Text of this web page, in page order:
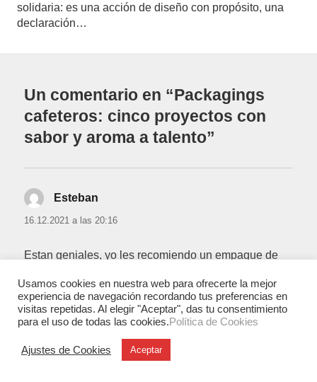
solidaria: es una acción de diseño con propósito, una
declaración…
Un comentario en “Packagings
cafeteros: cinco proyectos con
sabor y aroma a talento”
Esteban
16.12.2021 a las 20:16
Estan geniales, yo les recomiendo un empaque de
bebida de café, un cold brew coffee.
Deja una respuesta
Usamos cookies en nuestra web para ofrecerte la mejor
experiencia de navegación recordando tus preferencias en
visitas repetidas. Al elegir "Aceptar", das tu consentimiento
para el uso de todas las cookies.Política de Cookies
Ajustes de Cookies Aceptar